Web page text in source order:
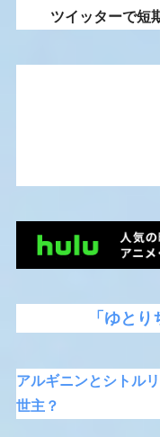
ツイッターで短
「ゆと
アルギニンとシトル
世主？